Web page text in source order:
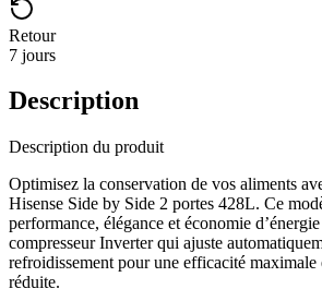
Retour
7 jours
Description
Description du produit
Optimisez la conservation de vos aliments
Hisense Side by Side 2 portes 428L. Ce
performance, élégance et économie
compresseur Inverter qui ajuste
refroidissement pour une efficacité maximale
réduite.